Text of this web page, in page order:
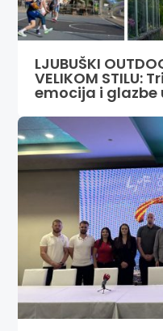
LJUBUŠKI
VELIKOM STILU:
emocija i glazbe